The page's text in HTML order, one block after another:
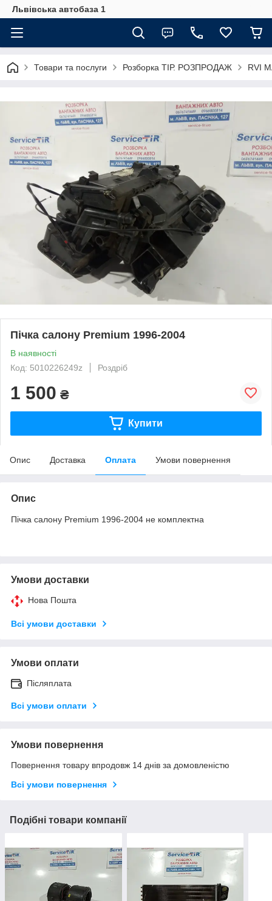
Львівська автобаза 1
Товари та послуги Розборка ТІР. РОЗПРОДАЖ RVI
Пічка салону Premium 1996-2004
В наявності
Код: 5010226249z
Роздріб
1 500 ₴
Купити
Опис Доставка Оплата Умови повернення
Опис
Пічка салону Premium 1996-2004 не комплектна
Умови доставки
Нова Пошта
Всі умови доставки
Умови оплати
Післяплата
Всі умови оплати
Умови повернення
Повернення товару впродовж 14 днів за домовленістю
Всі умови повернення
Подібні товари компанії